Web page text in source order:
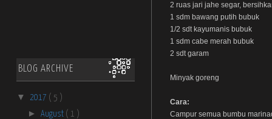
BLOG ARCHIVE
▼ 2017 ( 5 )
► August ( 1 )
2 ruas jari jahe segar,
1 sdm bawang putih bubuk
1/2 sdt kayumanis bubuk
1 sdm cabe merah bubuk
2 sdt garam
Minyak goreng
Cara:
Campur semua bumbu